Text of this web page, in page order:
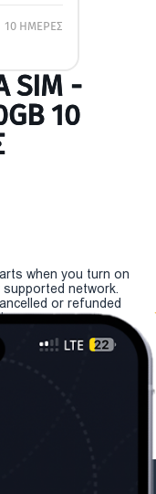
10 ΗΜΕΡΕΣ
SIM -
10
when you turn on
network.
or refunded